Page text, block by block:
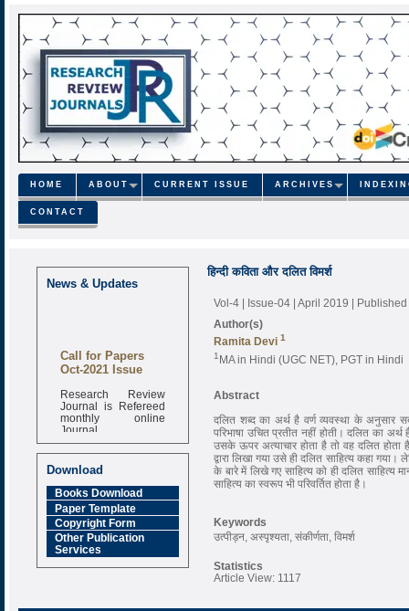
HOME ABOUT CURRENT ISSUE ARCHIVES
CONTACT
News & Updates
Call for Papers
Oct-2021 Issue
Research Review
Journal is Refereed
monthly online
Journal
Impact Factor
6.377 [SJIF]
Download
Books Download
Paper Template
Copyright Form
Other Publication
Services
हिन्दी कविता और दलित विमर्श
Vol-4 | Issue-04 | April 2019 |
Author(s)
Ramita Devi 1
1 MA in Hindi (UGC NET), PGT in Hindi
Abstract
दलित शब्द का अर्थ है वर्ण व्यवस्था के अनुसार
परिभाषा उचित प्रतीत नहीं होती। दलित का
उसके ऊपर अत्याचार होता है तो वह दलित
द्वारा लिखा गया उसे ही दलित साहित्य कहा
के बारे में लिखे गए साहित्य को ही दलित साहित्य
साहित्य का स्वरूप भी परिवर्तित होता है।
Keywords
उत्पीड़न, अस्पृश्यता, संकीर्णता, विमर्श
Statistics
Article View: 1117